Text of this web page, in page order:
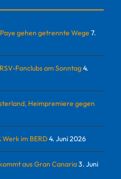
gehen getrennte Wege 7.
Fanclubs am Sonntag4.
Heimpremiere gegen
Werk im BERD4. Juni 2026
aus Gran Canaria3. Juni